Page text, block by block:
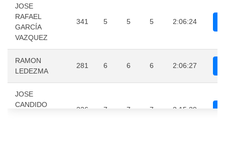
JOSE
RAFAEL
GARCÍA
VAZQUEZ
341 5 5 5 2:06:24
RAMON
LEDEZMA
281 6 6 6 2:06:27
JOSE
CANDIDO
226 7 7 7 2:15:29